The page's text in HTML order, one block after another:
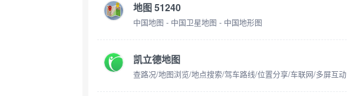
地图 51240
中国地图 - 中国卫星地图 - 中国地形图
凯立德地图
查路况/地图浏览/地点搜索/驾车路线/位置分享/车联网/多屏互动